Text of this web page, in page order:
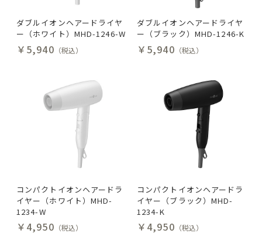
ダブルイオンヘアードライヤ
ー（ホワイト）MHD-1246-W
￥5,940 （税込）
ダブルイオンヘアードライヤ
ー（ブラック）MHD-1246-K
￥5,940 （税込）
コンパクトイオンヘアードラ
イヤー（ホワイト）MHD-
1234-W
￥4,950 （税込）
コンパクトイオンヘアードラ
イヤー（ブラック）MHD-
1234-K
￥4,950 （税込）